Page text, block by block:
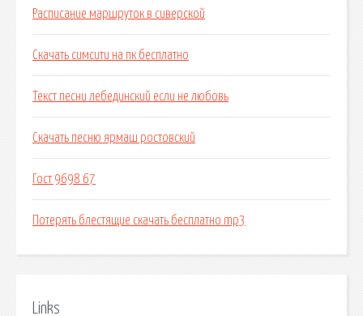
Расписание маршруток в сиверской
Скачать симсити на пк бесплатно
Текст песни лебединский если не любовь
Скачать песню ярмаш ростовский
Гост 9698 67
Потерять блестящие скачать бесплатно mp3
Links